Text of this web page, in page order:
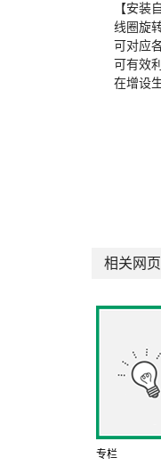
【安装
线圈旋
可对应
可有效
在增设
相关网页
专栏